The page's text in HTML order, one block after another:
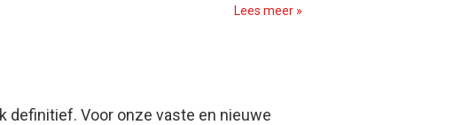
Lees meer »
definitief. Voor onze vaste en nieuwe